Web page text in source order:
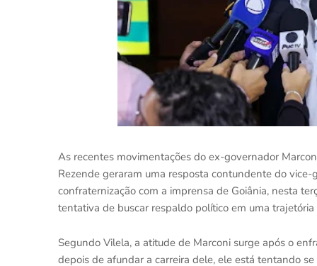
As recentes movimentações do ex-governador
Rezende geraram uma resposta contundente do
confraternização com a imprensa de Goiânia, nesta
tentativa de buscar respaldo político em uma
Segundo Vilela, a atitude de Marconi surge após o
depois de afundar a carreira dele, ele está tentando